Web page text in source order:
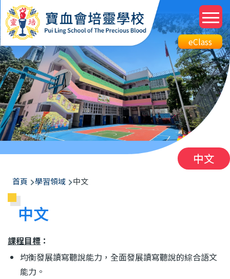
移至主內容
Top
eClass
Btn
eClass
中文
導
航
連
首頁 學習領域 中文
中文
課程目標 ：
均衡發展讀寫聽說能力，全面發展讀寫聽說的綜合語文
能力。